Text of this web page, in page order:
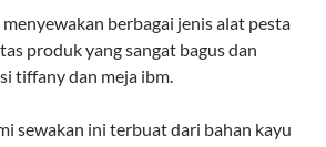
menyewakan berbagai jenis alat pesta
produk yang sangat bagus dan
tiffany dan meja ibm.
sewakan ini terbuat dari bahan kayu